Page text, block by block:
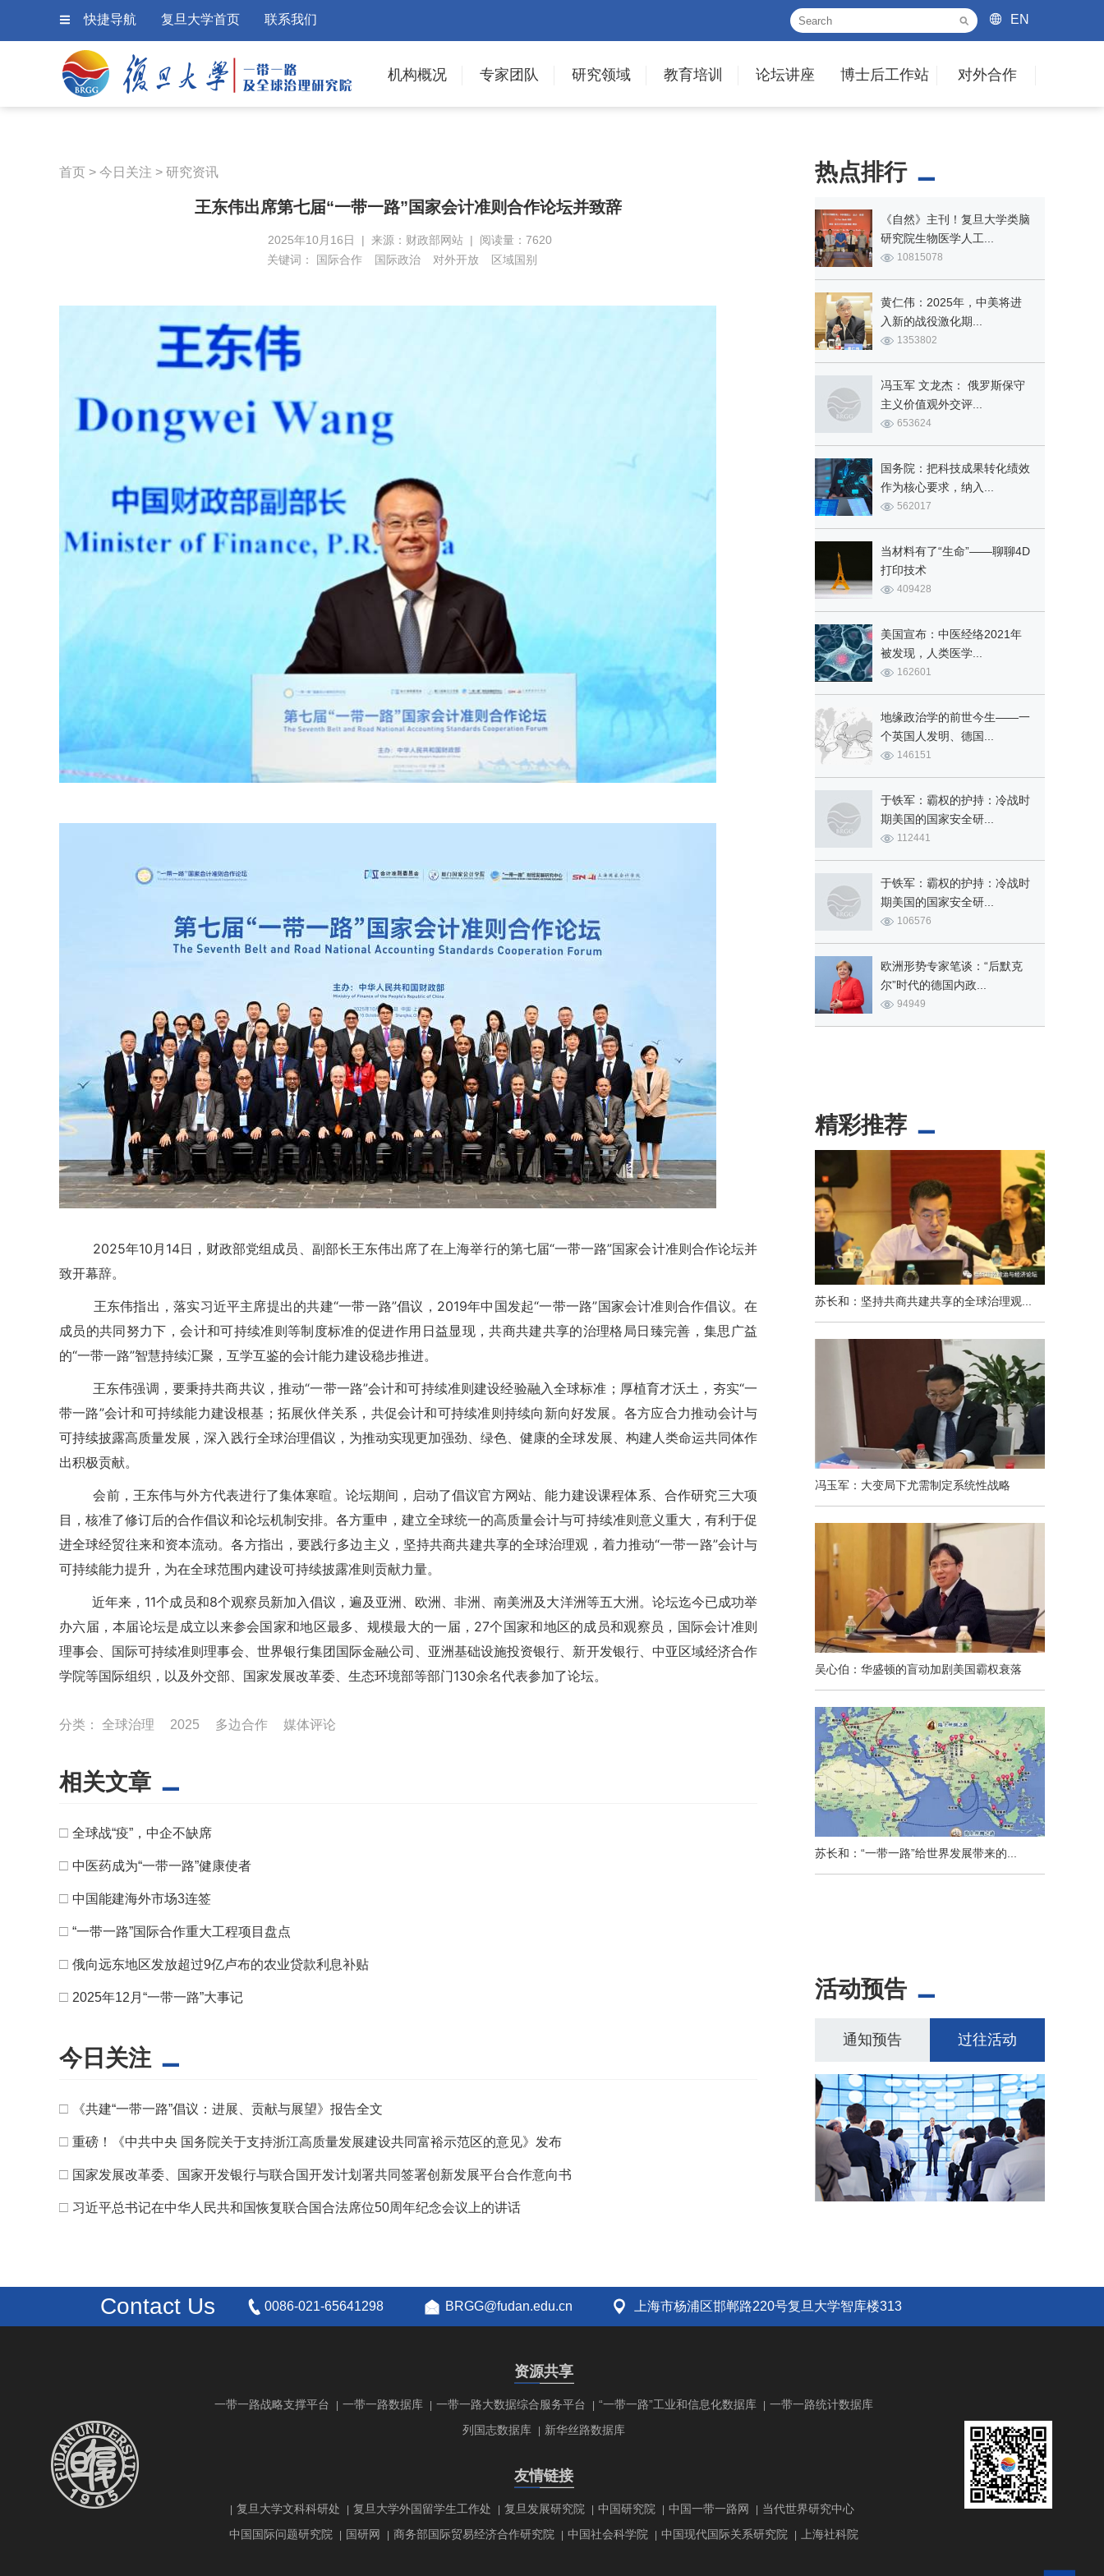
快捷导航 复旦大学首页 联系我们 EN
机构概况 专家团队 研究领域 教育培训 论坛讲座 博士后工作站 对外合作
首页 > 今日关注 > 研究资讯
王东伟出席第七届“一带一路”国家会计准则合作论坛并致辞
2025年10月16日 | 来源：财政部网站 | 阅读量：7620
关键词：
国际合作 国际政治 对外开放 区域国别
2025年10月14日，财政部党组成员、副部长王东伟出席了在上海举行的第七届“一带一路”国家会计准则合作论坛并
致开幕辞。
王东伟指出，落实习近平主席提出的共建“一带一路”倡议，2019年中国发起“一带一路”国家会计准则合作倡议。在
成员的共同努力下，会计和可持续准则等制度标准的促进作用日益显现，共商共建共享的治理格局日臻完善，集思广益
的“一带一路”智慧持续汇聚，互学互鉴的会计能力建设稳步推进。
王东伟强调，要秉持共商共议，推动“一带一路”会计和可持续准则建设经验融入全球标准；厚植育才沃土，夯实“一
带一路”会计和可持续能力建设根基；拓展伙伴关系，共促会计和可持续准则持续向新向好发展。各方应合力推动会计与
可持续披露高质量发展，深入践行全球治理倡议，为推动实现更加强劲、绿色、健康的全球发展、构建人类命运共同体作
出积极贡献。
会前，王东伟与外方代表进行了集体寒暄。论坛期间，启动了倡议官方网站、能力建设课程体系、合作研究三大项
目，核准了修订后的合作倡议和论坛机制安排。各方重申，建立全球统一的高质量会计与可持续准则意义重大，有利于促
进全球经贸往来和资本流动。各方指出，要践行多边主义，坚持共商共建共享的全球治理观，着力推动“一带一路”会计与
可持续能力提升，为在全球范围内建设可持续披露准则贡献力量。
近年来，11个成员和8个观察员新加入倡议，遍及亚洲、欧洲、非洲、南美洲及大洋洲等五大洲。论坛迄今已成功举
办六届，本届论坛是成立以来参会国家和地区最多、规模最大的一届，27个国家和地区的成员和观察员，国际会计准则
理事会、国际可持续准则理事会、世界银行集团国际金融公司、亚洲基础设施投资银行、新开发银行、中亚区域经济合作
学院等国际组织，以及外交部、国家发展改革委、生态环境部等部门130余名代表参加了论坛。
分类： 全球治理 2025 多边合作 媒体评论
相关文章
□ 全球战“疫”，中企不缺席
□ 中医药成为“一带一路”健康使者
□ 中国能建海外市场3连签
□ “一带一路”国际合作重大工程项目盘点
□ 俄向远东地区发放超过9亿卢布的农业贷款利息补贴
□ 2025年12月“一带一路”大事记
今日关注
□ 《共建“一带一路”倡议：进展、贡献与展望》报告全文
□ 重磅！《中共中央 国务院关于支持浙江高质量发展建设共同富裕示范区的意见》发布
□ 国家发展改革委、国家开发银行与联合国开发计划署共同签署创新发展平台合作意向书
□ 习近平总书记在中华人民共和国恢复联合国合法席位50周年纪念会议上的讲话
热点排行
《自然》主刊！复旦大学类脑
研究院生物医学人工...
10815078
黄仁伟：2025年，中美将进
入新的战役激化期...
1353802
冯玉军 文龙杰： 俄罗斯保守
主义价值观外交评...
653624
国务院：把科技成果转化绩效
作为核心要求，纳入...
562017
当材料有了“生命”——聊聊4D
打印技术
409428
美国宣布：中医经络2021年
被发现，人类医学...
162601
地缘政治学的前世今生——一
个英国人发明、德国...
146151
于铁军：霸权的护持：冷战时
期美国的国家安全研...
112441
于铁军：霸权的护持：冷战时
期美国的国家安全研...
106576
欧洲形势专家笔谈：“后默克
尔”时代的德国内政...
94949
精彩推荐
苏长和：坚持共商共建共享的全球治理观...
冯玉军：大变局下尤需制定系统性战略
吴心伯：华盛顿的盲动加剧美国霸权衰落
苏长和：“一带一路”给世界发展带来的...
活动预告
通知预告 过往活动
Contact Us 0086-021-65641298 BRGG@fudan.edu.cn 上海市杨浦区邯郸路220号复旦大学智库楼313
资源共享
一带一路战略支撑平台 一带一路数据库 一带一路大数据综合服务平台 “一带一路”工业和信息化数据库
一带一路统计数据库
列国志数据库
新华丝路数据库
友情链接
复旦大学文科科研处 复旦大学外国留学生工作处 复旦发展研究院 中国研究院 中国一带一路网
当代世界研究中心
中国国际问题研究院
国研网 商务部国际贸易经济合作研究院 中国社会科学院 中国现代国际关系研究院 上海社科院